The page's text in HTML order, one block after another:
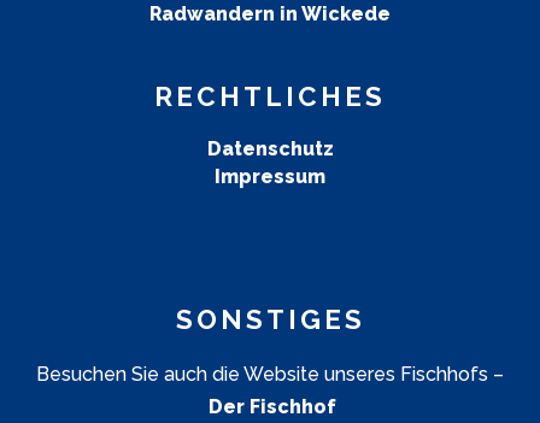
Radwandern in Wickede
RECHTLICHES
Datenschutz
Impressum
SONSTIGES
Besuchen Sie auch die Website unseres Fischhofs –
Der Fischhof